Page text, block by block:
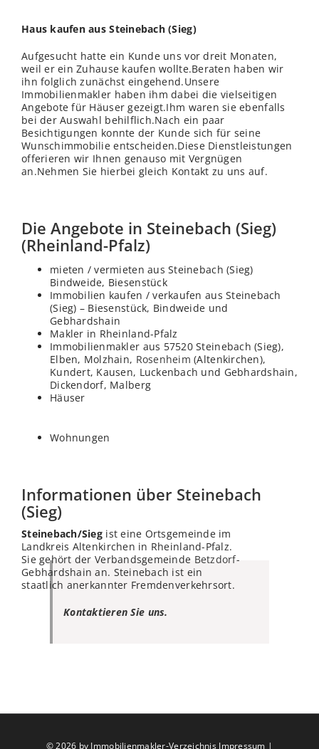
Haus kaufen aus Steinebach (Sieg)
Aufgesucht hatte ein Kunde uns vor dreit Monaten,
weil er ein Zuhause kaufen wollte.Beraten haben wir
ihn folglich zunächst eingehend.Unsere
Immobilienmakler haben ihm dabei die vielseitigen
Angebote für Häuser gezeigt.Ihm waren sie ebenfalls
bei der Auswahl behilflich.Nach ein paar
Besichtigungen konnte der Kunde sich für seine
Wunschimmobilie entscheiden.Diese Dienstleistungen
offerieren wir Ihnen genauso mit Vergnügen
an.Nehmen Sie hierbei gleich Kontakt zu uns auf.
Die Angebote in Steinebach (Sieg)
(Rheinland-Pfalz)
mieten / vermieten aus Steinebach (Sieg)
Bindweide, Biesenstück
Immobilien kaufen / verkaufen aus Steinebach
(Sieg) – Biesenstück, Bindweide und
Gebhardshain
Makler in Rheinland-Pfalz
Immobilienmakler aus 57520 Steinebach (Sieg),
Elben, Molzhain, Rosenheim (Altenkirchen),
Kundert, Kausen, Luckenbach und Gebhardshain,
Dickendorf, Malberg
Häuser
Wohnungen
Informationen über Steinebach
(Sieg)
Steinebach/Sieg ist eine Ortsgemeinde im
Landkreis Altenkirchen in Rheinland-Pfalz.
Sie gehört der Verbandsgemeinde Betzdorf-
Gebhardshain an. Steinebach ist ein
staatlich anerkannter Fremdenverkehrsort.
Kontaktieren Sie uns.
©2026 by Immobilienmakler-Verzeichnis Impressum |